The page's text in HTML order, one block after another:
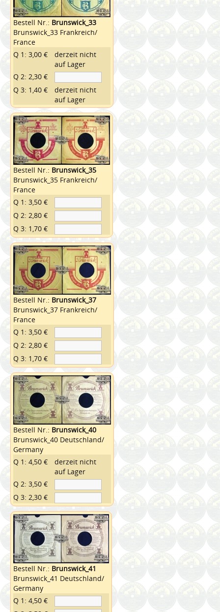
Bestell Nr.: Brunswick_33
Brunswick_33 Frankreich/
France
Q 1: 3,00 €
derzeit nicht
auf Lager
Q 2: 2,30 €
Q 3: 1,40 €
derzeit nicht
auf Lager
Bestell Nr.: Brunswick_35
Brunswick_35 Frankreich/
France
Q 1: 3,50 €
Q 2: 2,80 €
Q 3: 1,70 €
Bestell Nr.: Brunswick_37
Brunswick_37 Frankreich/
France
Q 1: 3,50 €
Q 2: 2,80 €
Q 3: 1,70 €
Bestell Nr.: Brunswick_40
Brunswick_40 Deutschland/
Germany
Q 1: 4,50 €
derzeit nicht
auf Lager
Q 2: 3,50 €
Q 3: 2,30 €
Bestell Nr.: Brunswick_41
Brunswick_41 Deutschland/
Germany
Q 1: 4,50 €